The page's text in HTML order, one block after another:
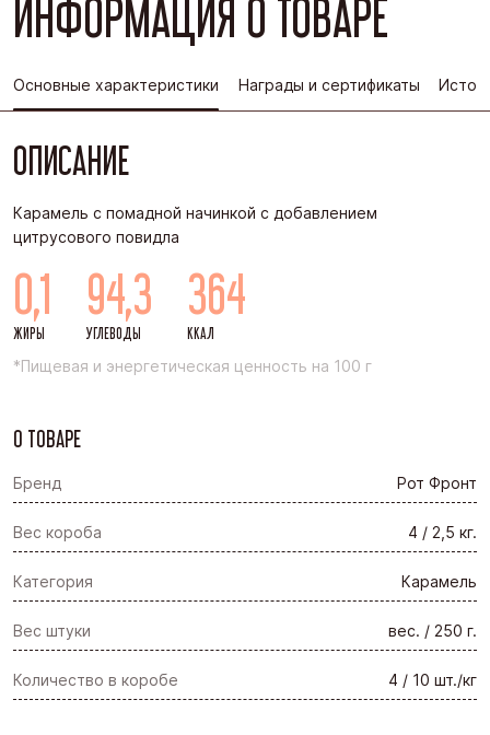
ИНФОРМАЦИЯ О ТОВАРЕ
Основные характеристики Награды и сертификаты
ОПИСАНИЕ
Карамель с помадной начинкой с добавлением
цитрусового повидла
0,1
ЖИРЫ
94,3
УГЛЕВОДЫ
364
ККАЛ
*Пищевая и энергетическая ценность на 100 г
О ТОВАРЕ
Бренд Рот Фронт
Вес короба 4 / 2,5 кг.
Категория Карамель
Вес штуки вес. / 250 г.
Количество в коробе 4 / 10 шт./кг